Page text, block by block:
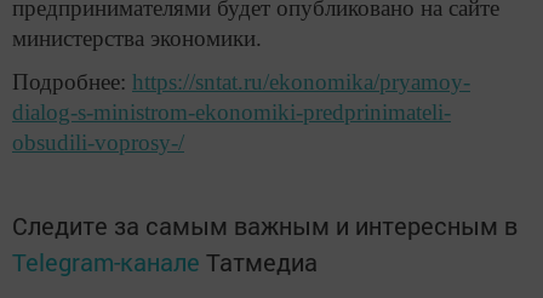
предпринимателями будет опубликовано на сайте
министерства экономики.
Подробнее: https://sntat.ru/ekonomika/pryamoy-
dialog-s-ministrom-ekonomiki-predprinimateli-
obsudili-voprosy-/
Следите за самым важным и интересным в
Telegram-канале Татмедиа